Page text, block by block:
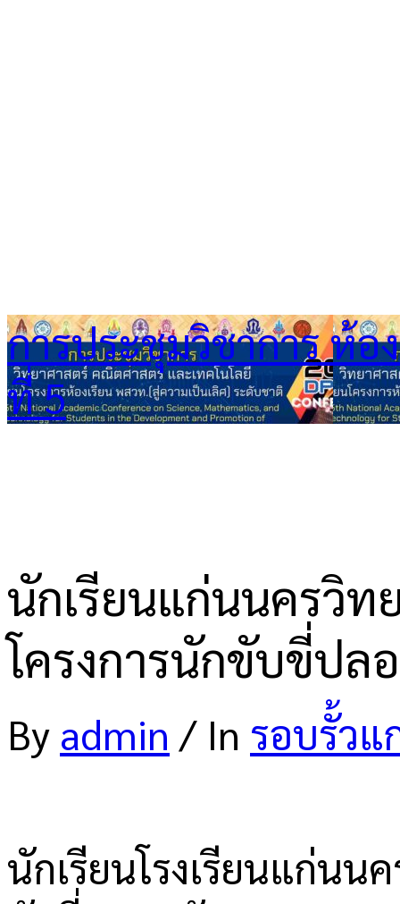
การประชุมวิชาการ ห้อ
ที่ 5
นักเรียนแก่นนครวิ
โครงการนักขับขี่ปล
By admin / In รอบรั้ว
นักเรียนโรงเรียนแก่นน